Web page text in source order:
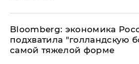
Bloomberg: экономика
подхватила "голландскую
самой тяжелой форме